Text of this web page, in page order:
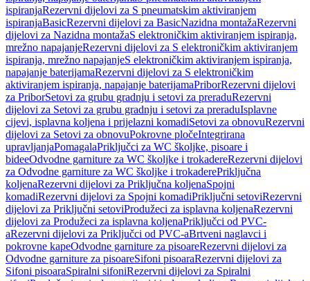
ispiranjaRezervni dijelovi za S pneumatskim aktiviranjem
ispiranjaBasicRezervni dijelovi za BasicNazidna montažaRezervni
dijelovi za Nazidna montažaS elektroničkim aktiviranjem ispiranja,
mrežno napajanjeRezervni dijelovi za S elektroničkim aktiviranjem
ispiranja, mrežno napajanjeS elektroničkim aktiviranjem ispiranja,
napajanje baterijamaRezervni dijelovi za S elektroničkim
aktiviranjem ispiranja, napajanje baterijamaPriborRezervni dijelovi
za PriborSetovi za grubu gradnju i setovi za preraduRezervni
dijelovi za Setovi za grubu gradnju i setovi za preraduIsplavne
cijevi, isplavna koljena i prijelazni komadiSetovi za obnovuRezervni
dijelovi za Setovi za obnovuPokrovne pločeIntegrirana
upravljanjaPomagalaPriključci za WC školjke, pisoare i
bideeOdvodne garniture za WC školjke i trokadereRezervni dijelovi
za Odvodne garniture za WC školjke i trokaderePriključna
koljenaRezervni dijelovi za Priključna koljenaSpojni
komadiRezervni dijelovi za Spojni komadiPriključni setoviRezervni
dijelovi za Priključni setoviProdužeci za isplavna koljenaRezervni
dijelovi za Produžeci za isplavna koljenaPriključci od PVC-
aRezervni dijelovi za Priključci od PVC-aBrtveni naglavci i
pokrovne kapeOdvodne garniture za pisoareRezervni dijelovi za
Odvodne garniture za pisoareSifoni pisoaraRezervni dijelovi za
Sifoni pisoaraSpiralni sifoniRezervni dijelovi za Spiralni